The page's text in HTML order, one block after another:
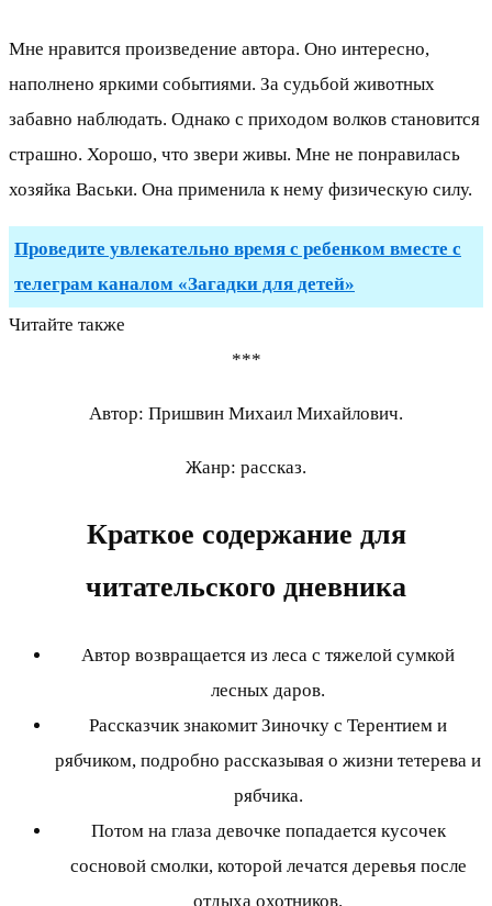
Мне нравится произведение автора. Оно интересно,
наполнено яркими событиями. За судьбой животных
забавно наблюдать. Однако с приходом волков становится
страшно. Хорошо, что звери живы. Мне не понравилась
хозяйка Васьки. Она применила к нему физическую силу.
Проведите увлекательно время с ребенком вместе с
телеграм каналом «Загадки для детей»
Читайте также
***
Автор: Пришвин Михаил Михайлович.
Жанр: рассказ.
Краткое содержание для
читательского дневника
Автор возвращается из леса с тяжелой сумкой
лесных даров.
Рассказчик знакомит Зиночку с Терентием и
рябчиком, подробно рассказывая о жизни тетерева и
рябчика.
Потом на глаза девочке попадается кусочек
сосновой смолки, которой лечатся деревья после
отдыха охотников.